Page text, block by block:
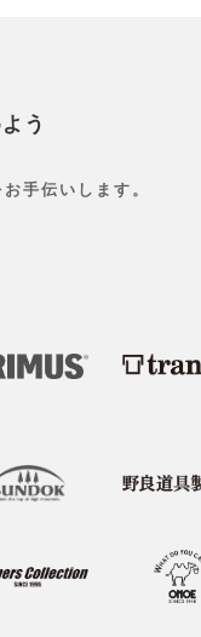
う
手伝いします。